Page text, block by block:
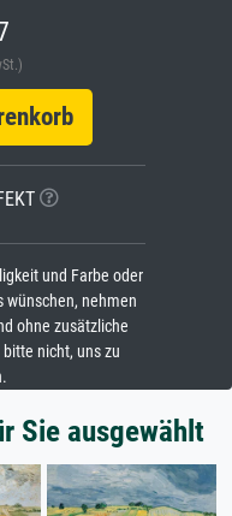
und Farbe oder
wünschen, nehmen
ohne zusätzliche
nicht, uns zu
Sie ausgewählt